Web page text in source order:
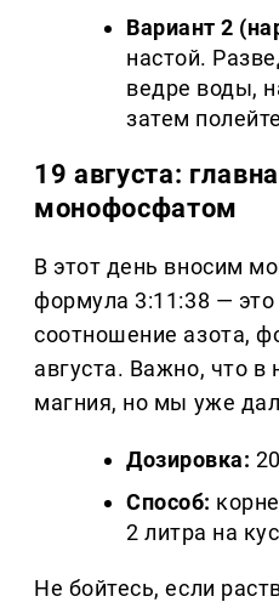
Вариант 2
настой.
ведре воды,
затем
19 августа:
монофосфатом
В этот день вносим
формула 3:11:38 — это
соотношение азота,
августа. Важно, что в
магния, но мы уже
Дозировка:
Способ:
2 литра на
Не бойтесь, если